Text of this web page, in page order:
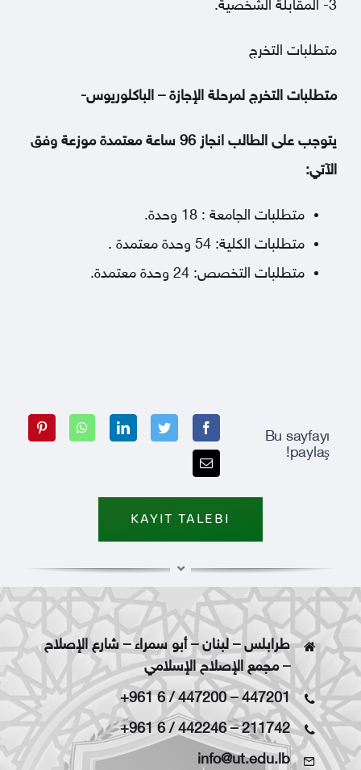
3- المقابلة الشخصية.
متطلبات التخرج
متطلبات التخرج لمرحلة الإجازة – الباكلوريوس-
يتوجب على الطالب انجاز 96 ساعة معتمدة موزعة وفق
الآتي:
متطلبات الجامعة : 18 وحدة.
متطلبات الكلية: 54 وحدة معتمدة .
متطلبات التخصص: 24 وحدة معتمدة.
Bu sayfayı
paylaş!
KAYIT TALEBI
طرابلس – لبنان – أبو سمراء – شارع الإصلاح
– مجمع الإصلاح الإسلامي
+961 6 / 447200–447201
+961 6 / 442246–211742
info@ut.edu.lb